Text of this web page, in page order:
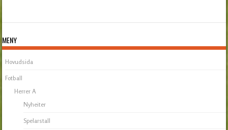
MENY
Hovudsida
Fotball
Herrer A
Nyheiter
Spelarstall